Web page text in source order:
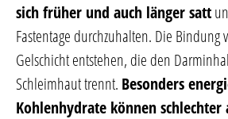
sich früher und auch länger satt
Fastentage durchzuhalten. Die Bindung
Gelschicht entstehen, die den
Schleimhaut trennt. Besonders
Kohlenhydrate können